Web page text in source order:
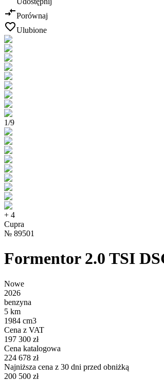
Porównaj
Ulubione
1/9
+ 4
Cupra
№ 89501
Formentor 2.0 TSI
Nowe
2026
benzyna
5 km
1984 cm3
Cena z VAT
197 300 zł
Cena katalogowa
224 678 zł
Najniższa cena z 30 dni przed obniżką
200 500 zł